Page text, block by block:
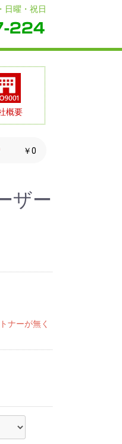
日曜・祝日
概要
￥0
ザー
ナーが無く